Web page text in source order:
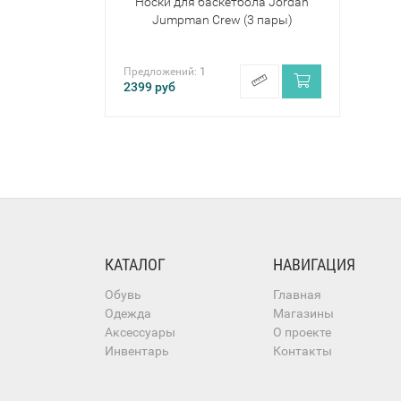
Jumpman Crew (3 пары)
Предложений: 1
2399руб
КАТАЛОГ
Обувь
Одежда
Аксессуары
Инвентарь
НАВИГАЦИЯ
Главная
Магазины
О проекте
Контакты